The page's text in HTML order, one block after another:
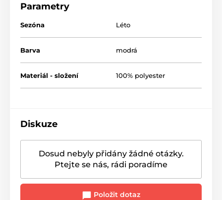
Parametry
Sezóna Léto
Barva modrá
Materiál - složení 100% polyester
Diskuze
Dosud nebyly přidány žádné otázky.
Ptejte se nás, rádi poradíme
Položit dotaz